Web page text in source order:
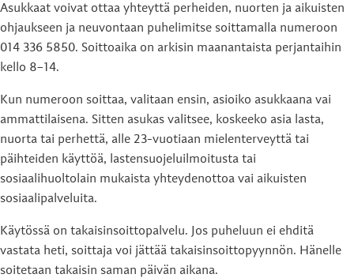
Asukkaat voivat ottaa yhteyttä perheiden, nuorten ja aikuisten
ohjaukseen ja neuvontaan puhelimitse soittamalla numeroon
014 336 5850. Soittoaika on arkisin maanantaista perjantaihin
kello 8–14.
Kun numeroon soittaa, valitaan ensin, asioiko asukkaana vai
ammattilaisena. Sitten asukas valitsee, koskeeko asia lasta,
nuorta tai perhettä, alle 23-vuotiaan mielenterveyttä tai
päihteiden käyttöä, lastensuojeluilmoitusta tai
sosiaalihuoltolain mukaista yhteydenottoa vai aikuisten
sosiaalipalveluita.
Käytössä on takaisinsoittopalvelu. Jos puheluun ei ehditä
vastata heti, soittaja voi jättää takaisinsoittopyynnön. Hänelle
soitetaan takaisin saman päivän aikana.